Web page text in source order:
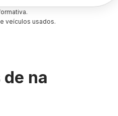
veículos usados.
de na